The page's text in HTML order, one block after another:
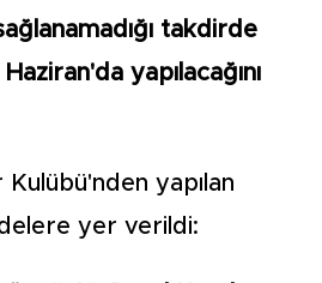
takdirde
yapılacağını
yapılan
yer verildi: